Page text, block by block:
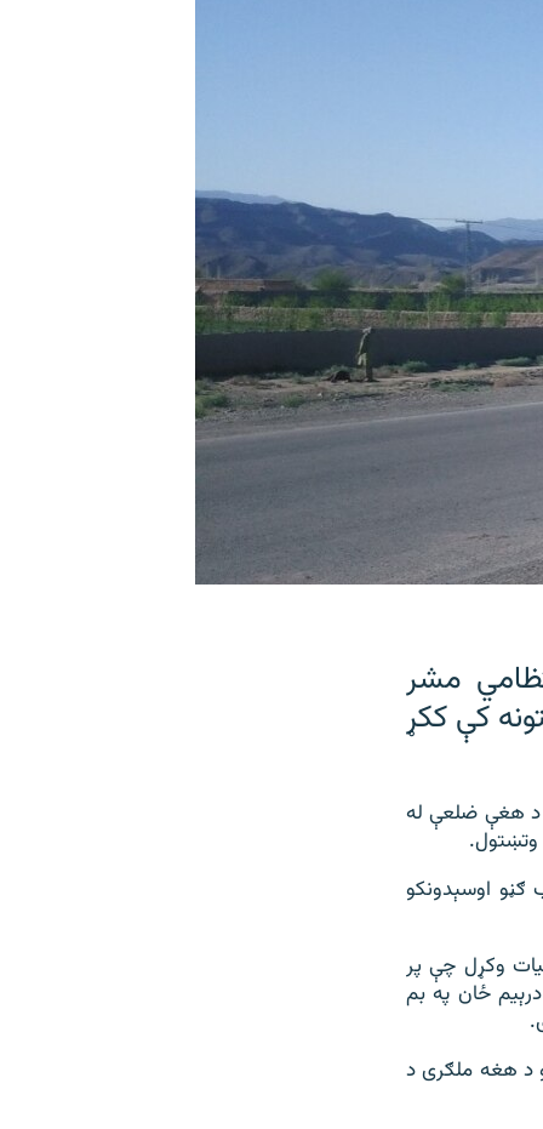
مشر
کې ککړ
د هغې ضلعې له
ګڼو اوسېدونکو
وکړل چې پر
ځان په بم
د هغه ملګری د